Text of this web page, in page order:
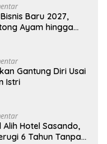
Baru 2027,
Ayam hingga
Gantung Diri Usai
Istri
Hotel Sasando,
6 Tahun Tanpa